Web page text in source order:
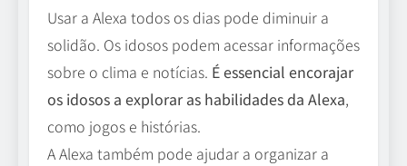
Usar a Alexa todos os dias pode diminuir a
solidão. Os idosos podem acessar informações
sobre o clima e notícias. É essencial encorajar
os idosos a explorar as habilidades da Alexa,
como jogos e histórias.
A Alexa também pode ajudar a organizar a